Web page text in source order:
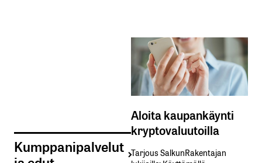
Kumppanipalvelut
Aloita kaupankäynti
kryptovaluutoilla
Tarjous SalkunRakentajan